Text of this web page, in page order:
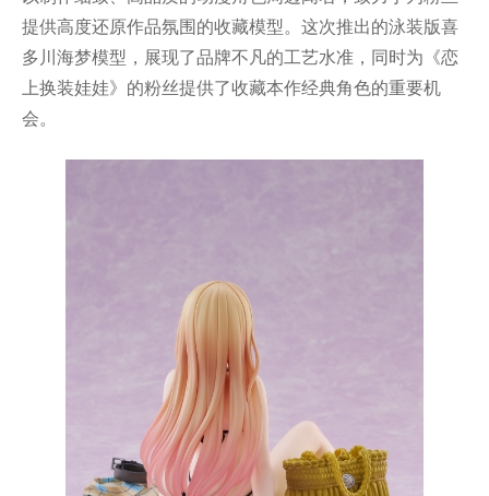
提供高度还原作品氛围的收藏模型。这次推出的泳装版喜
多川海梦模型，展现了品牌不凡的工艺水准，同时为《恋
上换装娃娃》的粉丝提供了收藏本作经典角色的重要机
会。